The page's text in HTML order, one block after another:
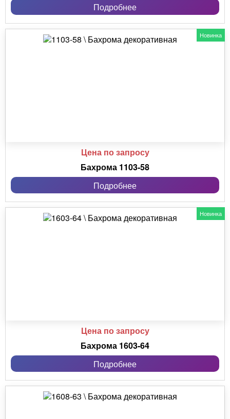
Подробнее
Новинка
Цена по запросу
Бахрома 1103-58
Подробнее
Новинка
Цена по запросу
Бахрома 1603-64
Подробнее